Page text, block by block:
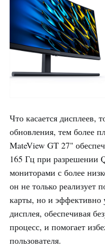
Что касается дисплеев,
обновления, тем более
MateView GT 27"
165 Гц при разрешении
мониторами с более
он не только реализует
карты, но и эффективно
дисплея, обеспечивая
процесс, и помогает
пользователя.